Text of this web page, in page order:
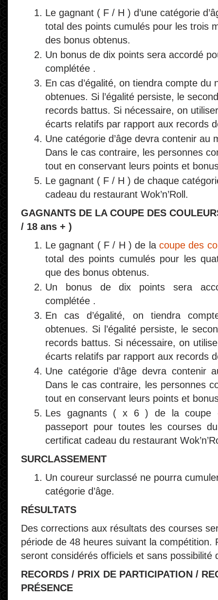
Le gagnant ( F / H ) d’une catégorie
total des points cumulés pour les trois
des bonus obtenus.
Un bonus de dix points sera accordé
complétée .
En cas d’égalité, on tiendra compte du
obtenues. Si l’égalité persiste, le
records battus. Si nécessaire, on
écarts relatifs par rapport aux records
Une catégorie d’âge devra contenir au
Dans le cas contraire, les personnes
tout en conservant leurs points et
Le gagnant ( F / H ) de chaque
cadeau du restaurant Wok’n’Roll.
GAGNANTS DE LA COUPE DES
/ 18 ans + )
Le gagnant ( F / H ) de la coupe des
total des points cumulés pour les
que des bonus obtenus.
Un bonus de dix points sera
complétée .
En cas d’égalité, on tiendra
obtenues. Si l’égalité persiste, le
records battus. Si nécessaire, on
écarts relatifs par rapport aux records
Une catégorie d’âge devra contenir
Dans le cas contraire, les personnes
tout en conservant leurs points et
Les gagnants ( x 6 ) de la coupe
passeport pour toutes les courses
certificat cadeau du restaurant
SURCLASSEMENT
Un coureur surclassé ne pourra
catégorie d’âge.
RÉSULTATS
Des corrections aux résultats des courses
période de 48 heures suivant la compétition.
seront considérés officiels et sans possibilité
RECORDS / PRIX DE PARTICIPATION /
PRÉSENCE